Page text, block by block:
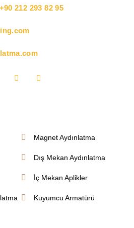
212 293 82 95
Magnet Aydınlatma
Dış Mekan Aydınlatma
İç Mekan Aplikler
Kuyumcu Armatürü